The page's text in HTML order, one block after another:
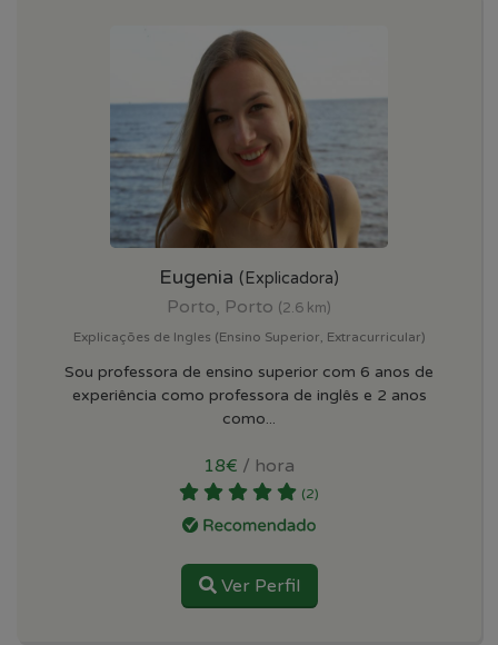
Eugenia (Explicadora)
Porto, Porto (2.6 km)
Explicações de Ingles (Ensino Superior, Extracurricular)
Sou professora de ensino superior com 6 anos de
experiência como professora de inglês e 2 anos
como...
18€ / hora
(2)
Ver Perfil